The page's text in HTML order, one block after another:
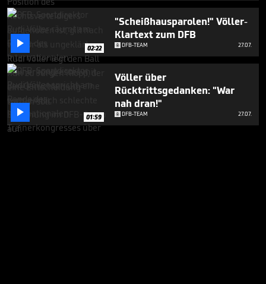
 02:22
"Scheißhausparolen!" Völler-
Klartext zum DFB
DFB-TEAM 27.07.
 01:59
Völler über
Rücktrittsgedanken: "War
nah dran!"
DFB-TEAM 27.07.